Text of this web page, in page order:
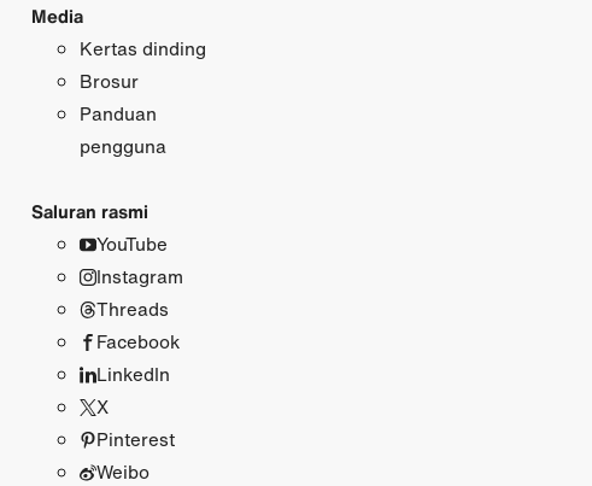
Media
Kertas dinding
Brosur
Panduan
pengguna
Saluran rasmi
YouTube
Instagram
Threads
Facebook
LinkedIn
X
Pinterest
Weibo